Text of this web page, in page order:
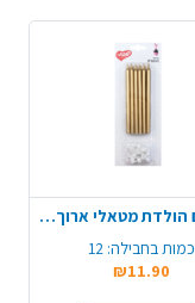
נרות יום הולדת מטאלי ארוך 12 יח' - זהב
כמות בחבילה: 12
₪11.90